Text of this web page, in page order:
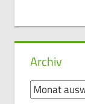
Archiv
Archiv